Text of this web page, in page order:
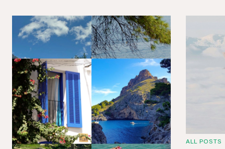
ALL POSTS